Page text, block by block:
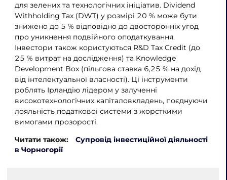
для зелених та технологічних ініціатив. Dividend
Withholding Tax (DWT) у розмірі 20 % може бути
знижено до 5 % відповідно до двосторонніх угод
про уникнення подвійного оподаткування.
Інвестори також користуються R&D Tax Credit (до
25 % витрат на дослідження) та Knowledge
Development Box (пільгова ставка 6,25 % на дохід
від інтелектуальної власності). Ці інструменти
роблять Ірландію лідером у залученні
високотехнологічних капіталовкладень, поєднуючи
лояльність податкової системи з жорсткими
вимогами прозорості.
Читати також:
Супровід інвестиційної діяльності
в Чорногорії